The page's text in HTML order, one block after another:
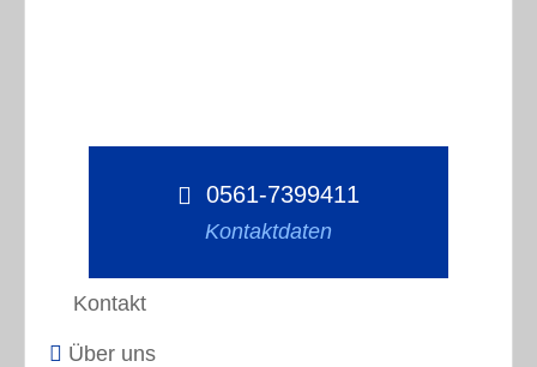
0561-7399411
Kontaktdaten
Kontakt
Über uns